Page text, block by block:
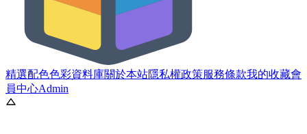
精選配色色彩資料庫關於本站隱私權政策服務條款我的收藏會
員中心Admin